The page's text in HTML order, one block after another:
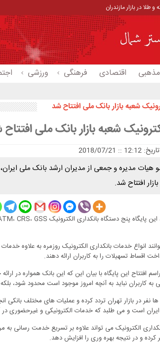
طلا در بازار مازندران
مذهبی اقتصادی فرهنگی ورزشی
شعبه بازار بانک ملی افتتاح شد
شعبه بازار بانک ملی
تاریخ: 12:12 :: 2018/07/21
هیات مدیره و جمعی از مدیران ارشد بانک ملی ایران،
افتتاح شد.
انواع خدمات بانکداری الکترونیک روزمره به علاوه
اقساط تسهیلات را به کاربران ارائه دهند.
افتتاح این پایگاه با بیان این که این بانک همواره در
کاربران نباید به آنچه امروز موجود است محدود شود،
ها نفر در بازار تهران تردد کرده و عملیات های مختلف بانکی
ایران است و می طلبد که خدمات الکترونیکی و غیرحضوری
الکترونیک می تواند علاوه بر تسریع خدمت رسانی به
و در نتیجه بهره وری را افزایش دهد.